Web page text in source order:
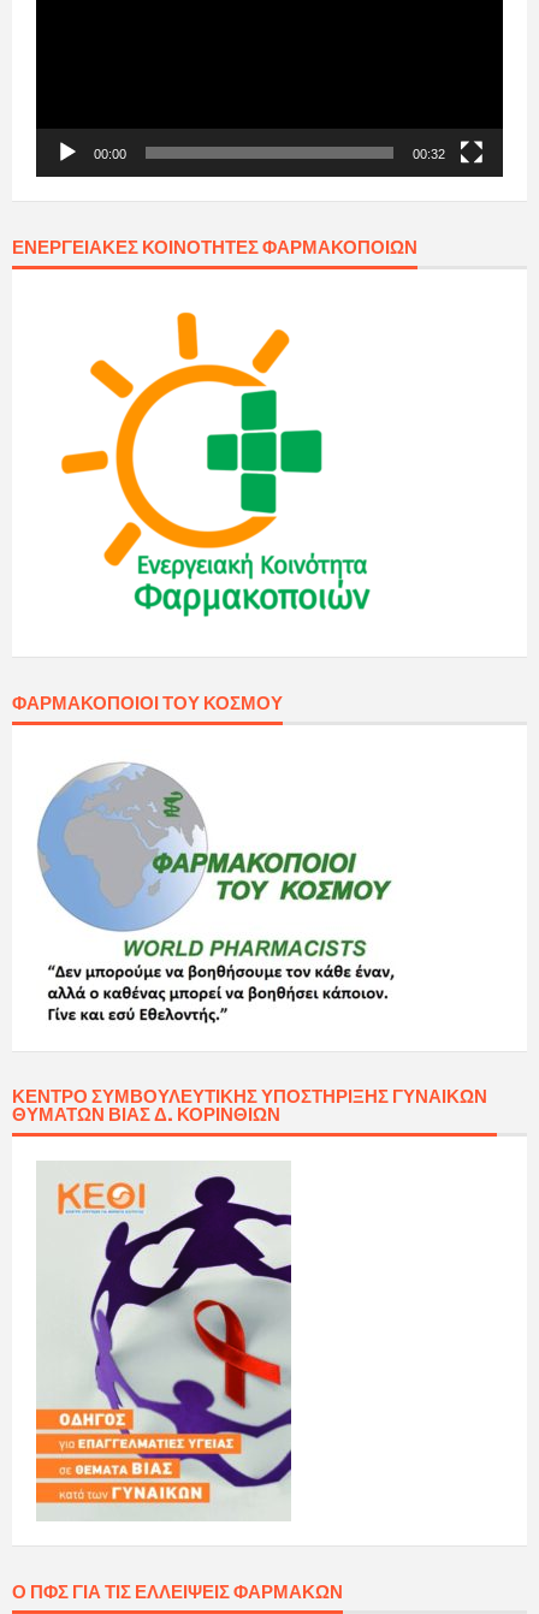
00:00 00:32
ΕΝΕΡΓΕΙΑΚΈΣ ΚΟΙΝΌΤΗΤΕΣ ΦΑΡΜΑΚΟΠΟΙΏΝ
ΦΑΡΜΑΚΟΠΟΙΟΊ ΤΟΥ ΚΌΣΜΟΥ
ΚΈΝΤΡΟ ΣΥΜΒΟΥΛΕΥΤΙΚΉΣ ΥΠΟΣΤΉΡΙΞΗΣ ΓΥΝΑΙΚΏΝ
ΘΥΜΆΤΩΝ ΒΊΑΣ Δ. ΚΟΡΙΝΘΊΩΝ
Ο ΠΦΣ ΓΙΑ ΤΙΣ ΕΛΛΕΊΨΕΙΣ ΦΑΡΜΆΚΩΝ